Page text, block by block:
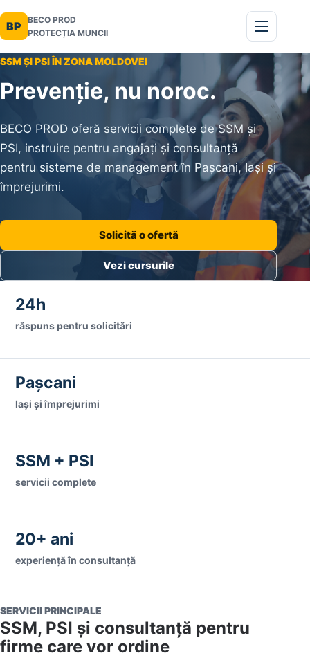
BP
BECO PROD
PROTECȚIA MUNCII
SSM ȘI PSI ÎN ZONA MOLDOVEI
Prevenție, nu noroc.
BECO PROD oferă servicii complete de SSM și
PSI, instruire pentru angajați și consultanță
pentru sisteme de management în Pașcani, Iași și
împrejurimi.
Solicită o ofertă
Vezi cursurile
24h
răspuns pentru solicitări
Pașcani
Iași și împrejurimi
SSM + PSI
servicii complete
20+ ani
experiență în consultanță
SERVICII PRINCIPALE
SSM, PSI și consultanță pentru
firme care vor ordine